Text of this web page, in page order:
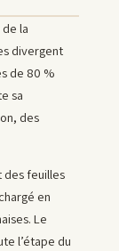
la
divergent
de 80 %
sa
des
des feuilles
en
Le
l’étape du